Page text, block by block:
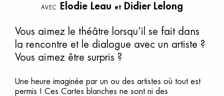
AVEC Elodie Leau et Didier Lelong
Vous aimez le théâtre lorsqu’il se fait dans
la rencontre et le dialogue avec un artiste ?
Vous aimez être surpris ?
Une heure imaginée par un ou des artistes où tout est
permis ! Ces Cartes blanches ne sont ni des